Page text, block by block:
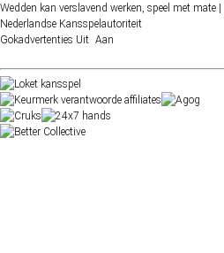
Wedden kan verslavend werken, speel met mate |
Nederlandse Kansspelautoriteit
Gokadvertenties Uit Aan